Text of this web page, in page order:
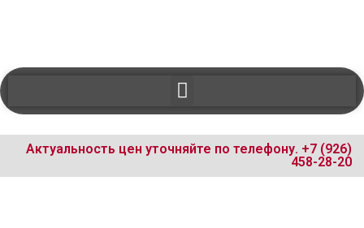
Актуальность цен уточняйте по телефону. +7 (926)
458-28-20